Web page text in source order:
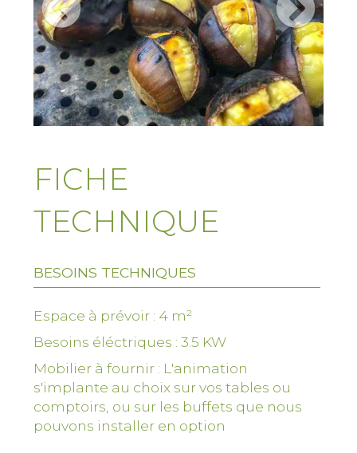
FICHE
TECHNIQUE
BESOINS TECHNIQUES
Espace à prévoir : 4 m²
Besoins éléctriques : 3.5 KW
Mobilier à fournir : L'animation
s'implante au choix sur vos tables ou
comptoirs, ou sur les buffets que nous
pouvons installer en option